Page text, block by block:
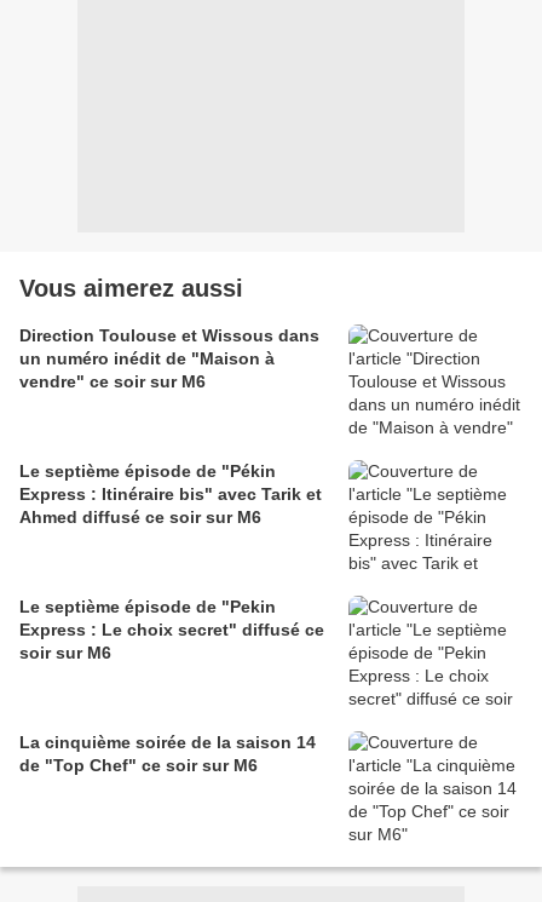
Vous aimerez aussi
Direction Toulouse et Wissous dans
un numéro inédit de "Maison à
vendre" ce soir sur M6
Le septième épisode de "Pékin
Express : Itinéraire bis" avec Tarik et
Ahmed diffusé ce soir sur M6
Le septième épisode de "Pekin
Express : Le choix secret" diffusé ce
soir sur M6
La cinquième soirée de la saison 14
de "Top Chef" ce soir sur M6